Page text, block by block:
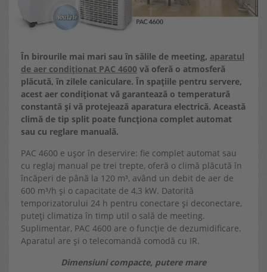
În birourile mai mari sau în sălile de meeting, aparatul
de aer condiționat PAC 4600 vă oferă o atmosferă
plăcută, în zilele caniculare. În spațiile pentru servere,
acest aer condiționat vă garantează o temperatură
constantă și vă protejează aparatura electrică. Această
climă de tip split poate funcționa complet automat
sau cu reglare manuală.
PAC 4600 e ușor în deservire: fie complet automat sau
cu reglaj manual pe trei trepte, oferă o climă plăcută în
încăperi de până la 120 m³, având un debit de aer de
600 m³/h și o capacitate de 4,3 kW. Datorită
temporizatorului 24 h pentru conectare și deconectare,
puteți climatiza în timp util o sală de meeting.
Suplimentar, PAC 4600 are o funcție de dezumidificare.
Aparatul are și o telecomandă comodă cu IR.
Dimensiuni compacte, putere mare